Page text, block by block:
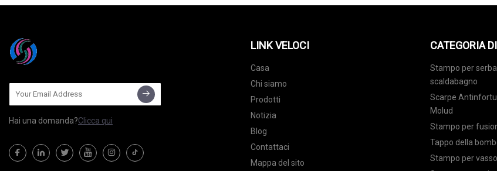
Hai una domanda?Clicca qui
LINK VELOCI
Casa
Chi siamo
Prodotti
Notizia
Blog
Contattaci
Mappa del sito
CATEGORIA
Stampo per
scaldabagno
Scarpe
Molud
Stampo per
Tappo della
Stampo per